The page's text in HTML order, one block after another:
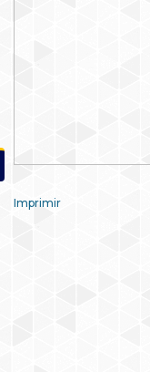
Imprimir